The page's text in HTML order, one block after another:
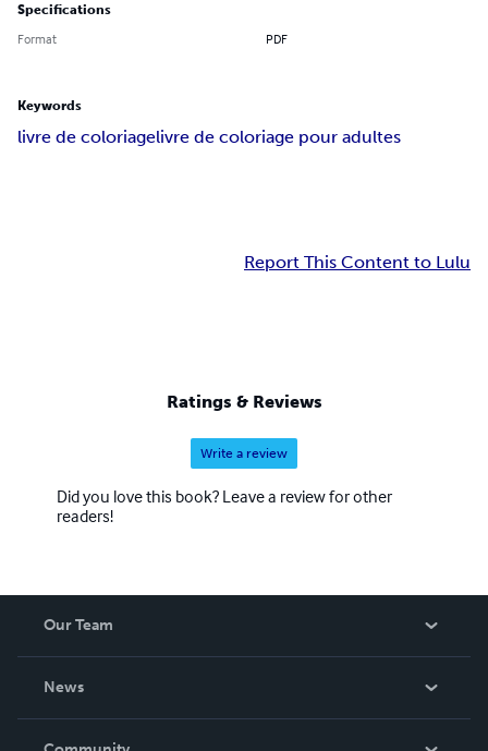
Specifications
Format PDF
Keywords
livre de coloriagelivre de coloriage pour adultes
Report This Content to Lulu
Ratings & Reviews
Write a review
Did you love this book? Leave a review for other
readers!
Our Team
News
In The News